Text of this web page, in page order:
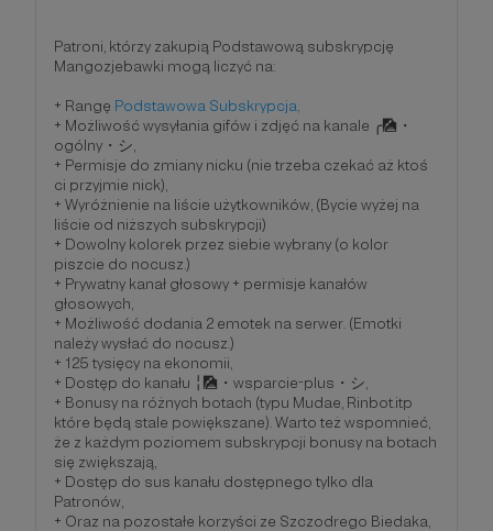
Patroni, którzy zakupią Podstawową subskrypcję
Mangozjebawki mogą liczyć na:
+ Rangę Podstawowa Subskrypcja,
+ Możliwość wysyłania gifów i zdjęć na kanale ╭🎑・
ogólny・シ,
+ Permisje do zmiany nicku (nie trzeba czekać aż ktoś
ci przyjmie nick),
+ Wyróżnienie na liście użytkowników, (Bycie wyżej na
liście od niższych subskrypcji)
+ Dowolny kolorek przez siebie wybrany (o kolor
piszcie do nocusz.)
+ Prywatny kanał głosowy + permisje kanałów
głosowych,
+ Możliwość dodania 2 emotek na serwer. (Emotki
należy wysłać do nocusz.)
+ 125 tysięcy na ekonomii,
+ Dostęp do kanału ╎🎑・wsparcie-plus・シ,
+ Bonusy na różnych botach (typu Mudae, Rinbot.itp
które będą stale powiększane). Warto też wspomnieć,
że z każdym poziomem subskrypcji bonusy na botach
się zwiększają,
+ Dostęp do sus kanału dostępnego tylko dla
Patronów,
+ Oraz na pozostałe korzyści ze Szczodrego Biedaka,